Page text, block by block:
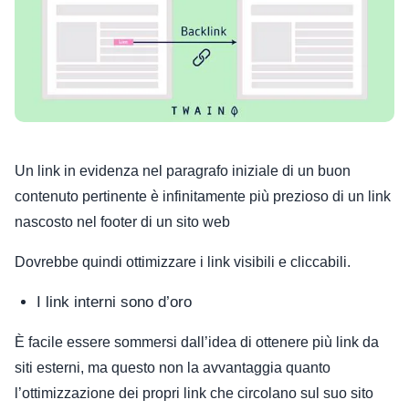
Un link in evidenza nel paragrafo iniziale di un buon
contenuto pertinente è infinitamente più prezioso di un link
nascosto nel footer di un sito web
Dovrebbe quindi ottimizzare i link visibili e cliccabili.
I link interni sono d’oro
È facile essere sommersi dall’idea di ottenere più link da
siti esterni, ma questo non la avvantaggia quanto
l’ottimizzazione dei propri link che circolano sul suo sito